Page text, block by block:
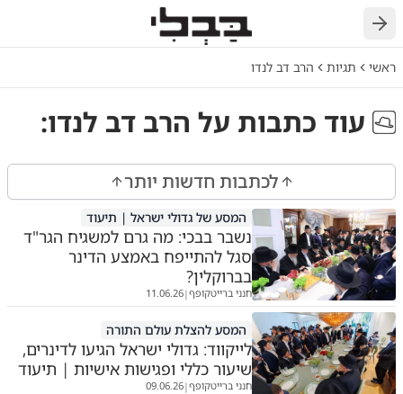
חזרה
ראשי תגיות הרב דב לנדו
עוד כתבות על הרב דב לנדו:
לכתבות חדשות יותר
המסע של גדולי ישראל | תיעוד
נשבר בבכי: מה גרם למשגיח הגר"ד
סגל להתייפח באמצע הדינר
בברוקלין?
חנני ברייטקופף|
11.06.26
המסע להצלת עולם התורה
לייקווד: גדולי ישראל הגיעו לדינרים,
שיעור כללי ופגישות אישיות | תיעוד
חנני ברייטקופף|
09.06.26